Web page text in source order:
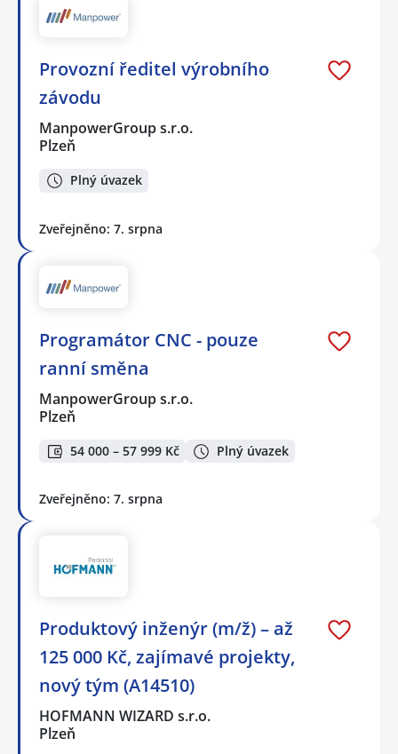
Provozní ředitel výrobního
závodu
ManpowerGroup s.r.o.
Plzeň
Plný úvazek
Zveřejněno: 7. srpna
Programátor CNC - pouze
ranní směna
ManpowerGroup s.r.o.
Plzeň
54 000 – 57 999 Kč Plný úvazek
Zveřejněno: 7. srpna
Produktový inženýr (m/ž) – až
125 000 Kč, zajímavé projekty,
nový tým (A14510)
HOFMANN WIZARD s.r.o.
Plzeň